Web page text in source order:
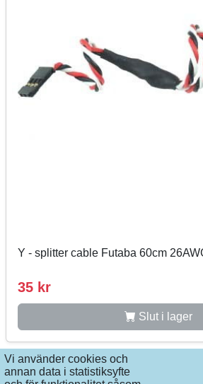
Vi använder cookies och
annan data i statistiksyfte
Y - splitter cable Futaba 60cm
35 kr
Slut i lager